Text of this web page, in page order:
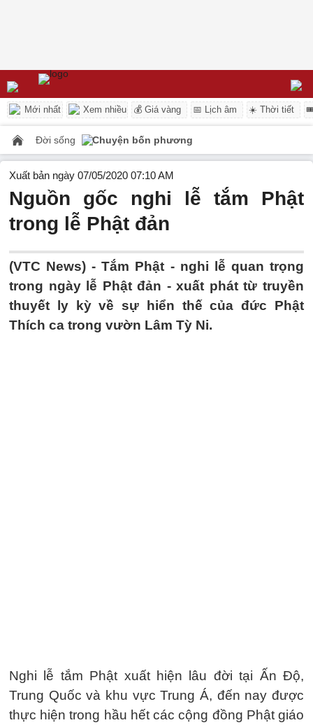
Mới nhất Xem nhiều 💰 Giá vàng 📅 Lịch âm ☀️ Thời tiết
Đời sống Chuyện bốn phương
Xuất bản ngày 07/05/2020 07:10 AM
Nguồn gốc nghi lễ tắm Phật
trong lễ Phật đản
(VTC News) -Tắm Phật - nghi lễ quan trọng
trong ngày lễ Phật đản - xuất phát từ truyền
thuyết ly kỳ về sự hiển thế của đức Phật
Thích ca trong vườn Lâm Tỳ Ni.
Nghi lễ tắm Phật xuất hiện lâu đời tại Ấn Độ,
Trung Quốc và khu vực Trung Á, đến nay được
thực hiện trong hầu hết các cộng đồng Phật giáo